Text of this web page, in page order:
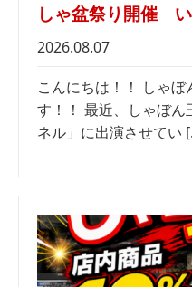
しゃ盆祭り開催
2026.08.07
こんにちは！！ しゃ
す！！ 最近、しゃぼ
ネル」に出演させてい